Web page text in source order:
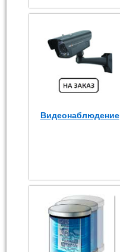
Видеонаблюдение